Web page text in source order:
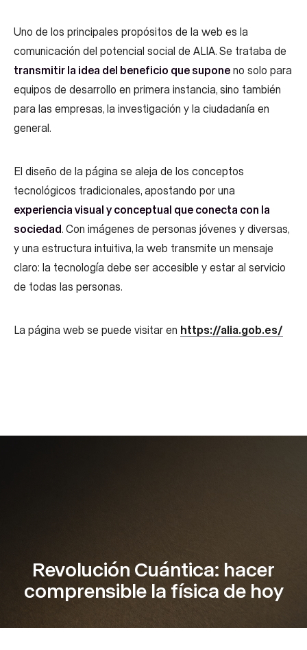
Uno de los principales propósitos de la web es la
comunicación del potencial social de ALIA. Se trataba de
transmitir la idea del beneficio que supone no solo para
equipos de desarrollo en primera instancia, sino también
para las empresas, la investigación y la ciudadanía en
general.
El diseño de la página se aleja de los conceptos
tecnológicos tradicionales, apostando por una
experiencia visual y conceptual que conecta con la
sociedad. Con imágenes de personas jóvenes y diversas,
y una estructura intuitiva, la web transmite un mensaje
claro: la tecnología debe ser accesible y estar al servicio
de todas las personas.
La página web se puede visitar en https://alia.gob.es/
Revolución Cuántica: hacer
comprensible la física de hoy